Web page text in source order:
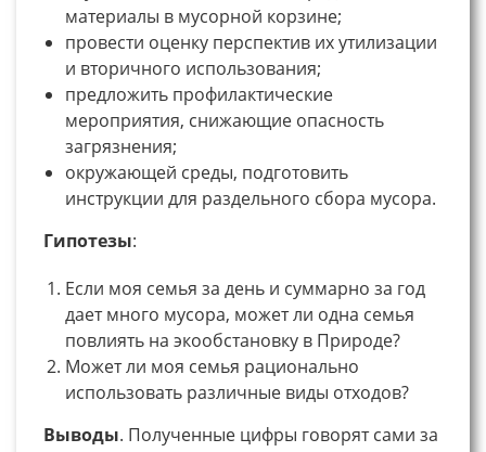
материалы в мусорной корзине;
провести оценку перспектив их утилизации
и вторичного использования;
предложить профилактические
мероприятия, снижающие опасность
загрязнения;
окружающей среды, подготовить
инструкции для раздельного сбора мусора.
Гипотезы:
Если моя семья за день и суммарно за год
дает много мусора, может ли одна семья
повлиять на экообстановку в Природе?
Может ли моя семья рационально
использовать различные виды отходов?
Выводы. Полученные цифры говорят сами за